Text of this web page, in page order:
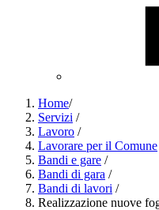
Home/
Servizi /
Lavoro /
Lavorare per il Comune
Bandi e gare /
Bandi di gara /
Bandi di lavori /
Realizzazione nuove